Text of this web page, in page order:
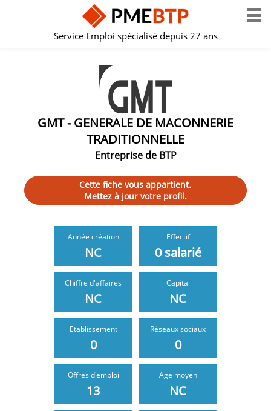
Service Emploi spécialisé depuis 27 ans
GMT - GENERALE DE MACONNERIE
TRADITIONNELLE
Entreprise de BTP
Cette fiche vous appartient.
Mettez à jour votre profil.
Année création
NC
Effectif
0 salarié
Chiffre d'affaires
NC
Capital
NC
Etablissement
0
Réseaux sociaux
0
Offres d'emploi
13
Age moyen
NC